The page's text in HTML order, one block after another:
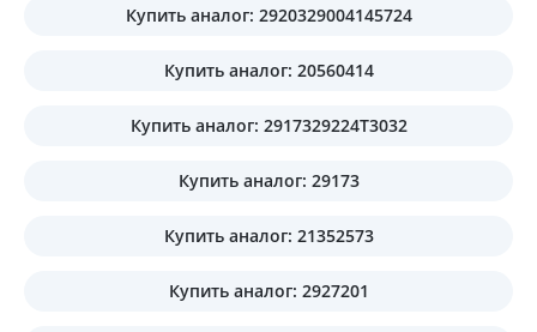
Купить аналог: 2920329004145724
Купить аналог: 20560414
Купить аналог: 2917329224T3032
Купить аналог: 29173
Купить аналог: 21352573
Купить аналог: 2927201